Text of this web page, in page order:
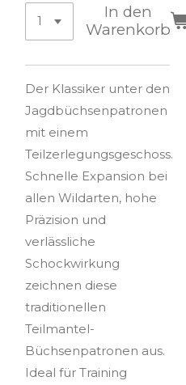
In den
Warenkorb
Der Klassiker unter den
Jagdbüchsenpatronen
mit einem
Teilzerlegungsgeschoss.
Schnelle Expansion bei
allen Wildarten, hohe
Präzision und
verlässliche
Schockwirkung
zeichnen diese
traditionellen
Teilmantel-
Büchsenpatronen aus.
Ideal für Training